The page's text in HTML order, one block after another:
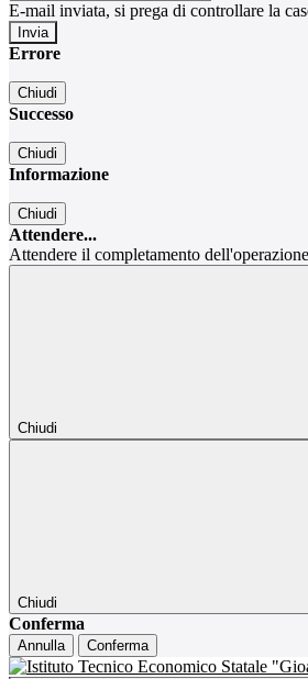
E-mail inviata, si prega di controllare la
Errore
Chiudi
Successo
Chiudi
Informazione
Chiudi
Attendere...
Attendere il completamento
Chiudi
Chiudi
Conferma
Annulla Conferma